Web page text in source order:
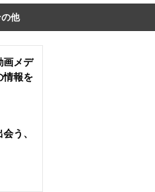
の他
画メデ
情報を
う、